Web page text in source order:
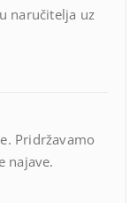
naručitelja uz
Pridržavamo
najave.